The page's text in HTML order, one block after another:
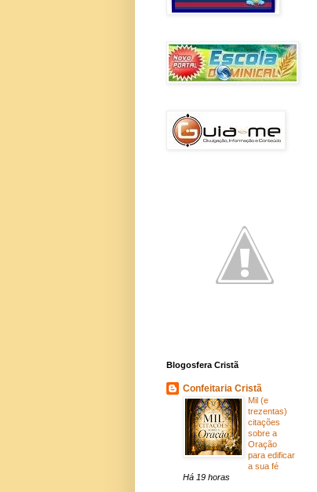
Blogosfera Cristã
Confeitaria Cristã
Mil (e
trezentas)
citações
sobre a
Oração
para edificar
a sua fé
Há 19 horas